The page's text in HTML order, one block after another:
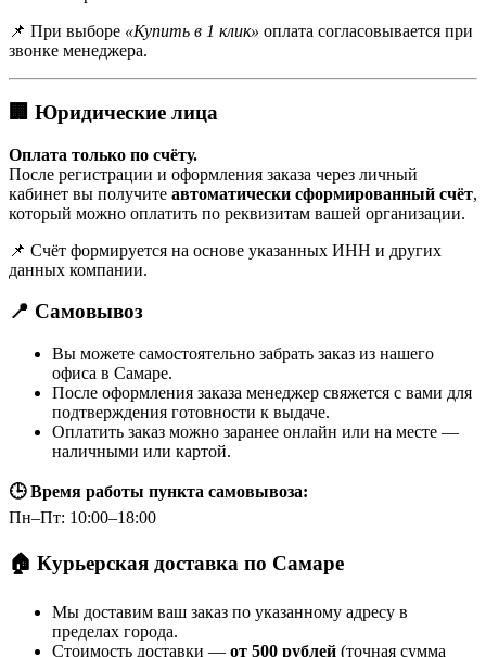
📌 При выборе «Купить в 1 клик» оплата согласовывается при
звонке менеджера.
🏢 Юридические лица
Оплата только по счёту.
После регистрации и оформления заказа через личный
кабинет вы получите автоматически сформированный счёт,
который можно оплатить по реквизитам вашей организации.
📌 Счёт формируется на основе указанных ИНН и других
данных компании.
📍 Самовывоз
Вы можете самостоятельно забрать заказ из нашего
офиса в Самаре.
После оформления заказа менеджер свяжется с вами для
подтверждения готовности к выдаче.
Оплатить заказ можно заранее онлайн или на месте —
наличными или картой.
🕒 Время работы пункта самовывоза:
Пн–Пт: 10:00–18:00
🏠 Курьерская доставка по Самаре
Мы доставим ваш заказ по указанному адресу в
пределах города.
Стоимость доставки — от 500 рублей (точная сумма